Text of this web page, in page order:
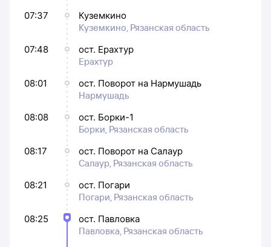
07:37
Куземкино
Куземкино, Рязанская область
07:48
ост. Ерахтур
Ерахтур
08:01
ост. Поворот на Нармушадь
Нармушадь
08:08
ост. Борки-1
Борки, Рязанская область
08:17
ост. Поворот на Салаур
Салаур, Рязанская область
08:21
ост. Погари
Погари, Рязанская область
08:25
ост. Павловка
Павловка, Рязанская область